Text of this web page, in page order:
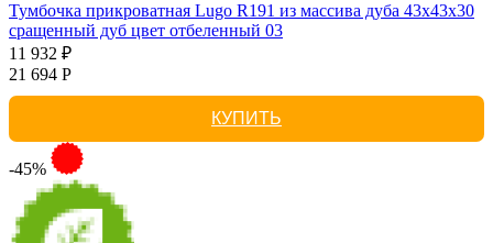
Тумбочка прикроватная Lugo R191 из массива дуба 43х43х30
сращенный дуб цвет отбеленный 03
11 932 ₽
21 694 Р
КУПИТЬ
-45%